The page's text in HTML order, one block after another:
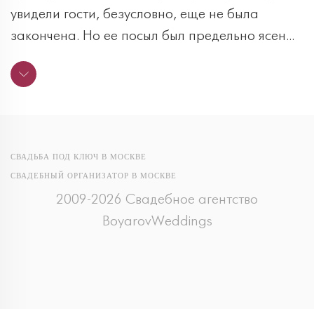
увидели гости, безусловно, еще не была
закончена. Но ее посыл был предельно ясен...
СВАДЬБА ПОД КЛЮЧ В МОСКВЕ
СВАДЕБНЫЙ ОРГАНИЗАТОР В МОСКВЕ
2009-2026 Свадебное агентство
BoyarovWeddings